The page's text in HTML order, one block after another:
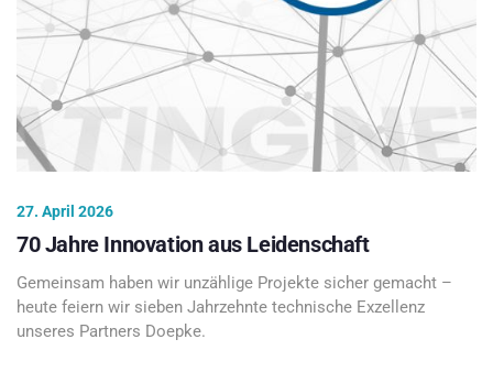
27. April 2026
70 Jahre Innovation aus Leidenschaft
Gemeinsam haben wir unzählige Projekte sicher gemacht –
heute feiern wir sieben Jahrzehnte technische Exzellenz
unseres Partners Doepke.